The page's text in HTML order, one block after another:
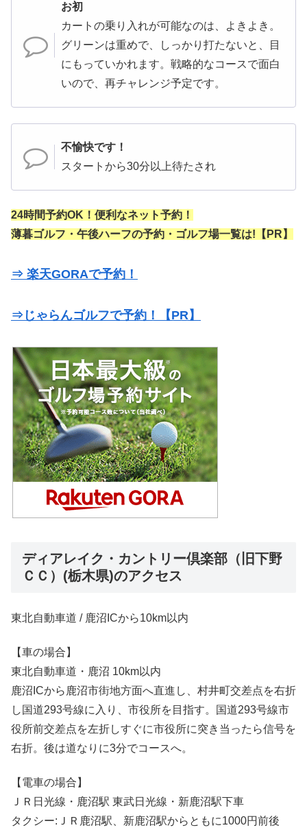
お初
カートの乗り入れが可能なのは、よきよき。
グリーンは重めで、しっかり打たないと、目
にもっていかれます。戦略的なコースで面白
いので、再チャレンジ予定です。
不愉快です！
スタートから30分以上待たされ
24時間予約OK！便利なネット予約！
薄暮ゴルフ・午後ハーフの予約・ゴルフ場一覧は!【PR】
⇒ 楽天GORAで予約！
⇒じゃらんゴルフで予約！【PR】
ディアレイク・カントリー倶楽部（旧下野
ＣＣ）(栃木県)のアクセス
東北自動車道 / 鹿沼ICから10km以内
【車の場合】
東北自動車道・鹿沼 10km以内
鹿沼ICから鹿沼市街地方面へ直進し、村井町交差点を右折
し国道293号線に入り、市役所を目指す。国道293号線市
役所前交差点を左折しすぐに市役所に突き当ったら信号を
右折。後は道なりに3分でコースへ。
【電車の場合】
ＪＲ日光線・鹿沼駅 東武日光線・新鹿沼駅下車
タクシー:ＪＲ鹿沼駅、新鹿沼駅からともに1000円前後